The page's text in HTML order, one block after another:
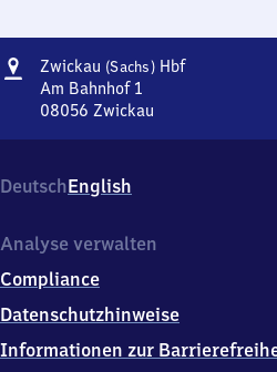
Adresse
Zwickau (Sachs)HbfZwickau
Am Bahnhof 1
08056 Zwickau
Hauptbahnhof,
Am
1,
8
0
6
DeutschEnglish
Analyse verwalten
Compliance
Datenschutzhinweise
Informationen zur